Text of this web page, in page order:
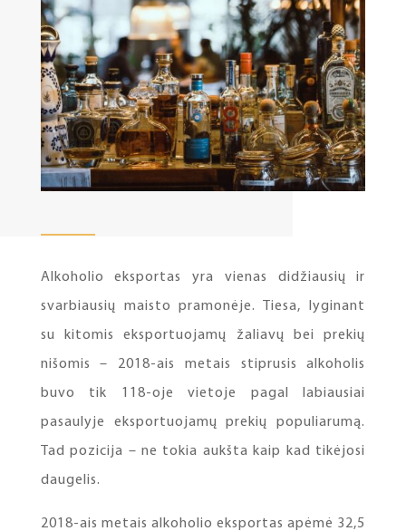
Alkoholio eksportas yra vienas didžiausių ir
svarbiausių maisto pramonėje. Tiesa, lyginant
su kitomis eksportuojamų žaliavų bei prekių
nišomis – 2018-ais metais stiprusis alkoholis
buvo tik 118-oje vietoje pagal labiausiai
pasaulyje eksportuojamų prekių populiarumą.
Tad pozicija – ne tokia aukšta kaip kad tikėjosi
daugelis.
2018-ais metais alkoholio eksportas apėmė 32,5